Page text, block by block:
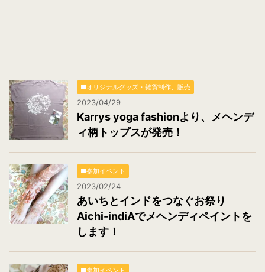
■オリジナルグッズ・雑貨制作、販売
2023/04/29
Karrys yoga fashionより、メヘンデ
ィ柄トップスが発売！
■参加イベント
2023/02/24
あいちとインドをつなぐお祭り
Aichi-indiAでメヘンディペイントを
します！
■参加イベント